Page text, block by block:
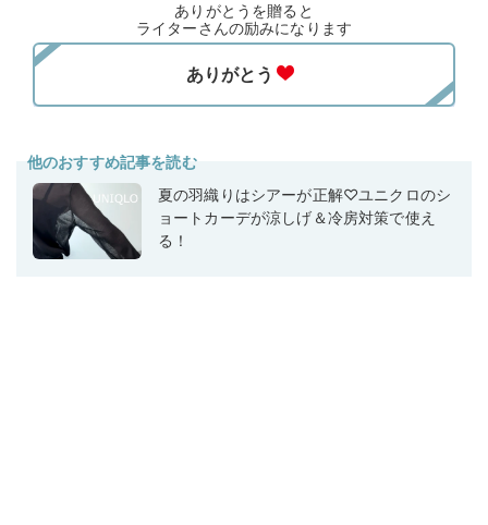
ありがとうを贈ると
ライターさんの励みになります
他のおすすめ記事を読む
夏の羽織りはシアーが正解♡ユニクロのシ
ョートカーデが涼しげ＆冷房対策で使え
る！